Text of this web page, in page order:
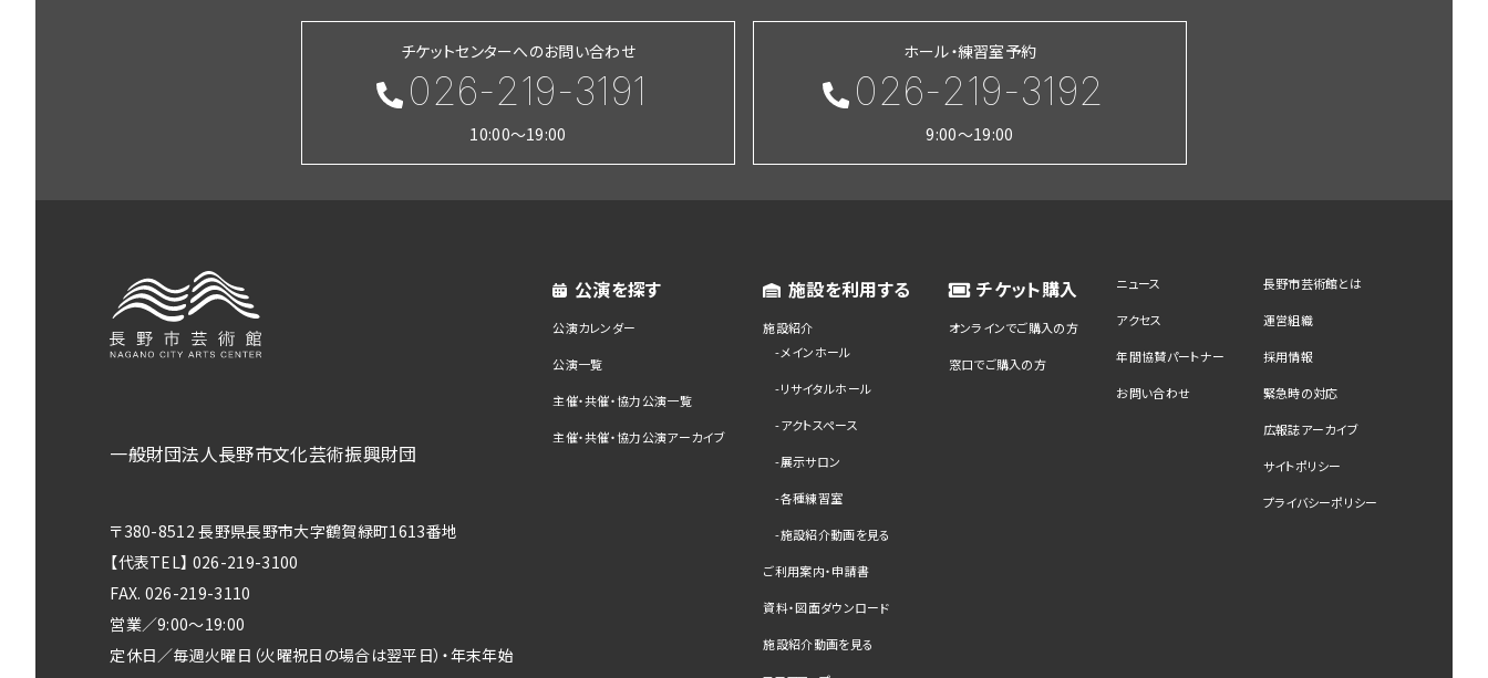
チケットセンターへのお問い合わせ
026-219-3191
10:00～19:00
ホール・練習室予約
026-219-3192
9:00～19:00
公演を探す
公演カレンダー
公演一覧
主催・共催・協力公演一覧
主催・共催・協力公演アーカイブ
施設を利用する
施設紹介
メインホール
リサイタルホール
アクトスペース
展示サロン
各種練習室
施設紹介動画を見る
ご利用案内・申請書
資料・図面ダウンロード
施設紹介動画を見る
チケット購入
オンラインでご購入の方
窓口でご購入の方
ニュース
アクセス
年間協賛パートナー
お問い合わせ
長野市芸術館とは
運営組織
採用情報
緊急時の対応
広報誌アーカイブ
サイトポリシー
プライバシーポリシー
一般財団法人長野市文化芸術振興財団
〒380-8512 長野県長野市大字鶴賀緑町1613番地
【代表TEL】 026-219-3100
FAX. 026-219-3110
営業／9:00～19:00
定休日／毎週火曜日（火曜祝日の場合は翌平日）・年末年始